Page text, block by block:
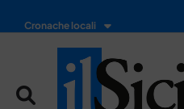
Cronache locali